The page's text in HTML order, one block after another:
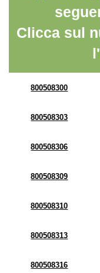
Clicca sul
800508300
800508303
800508306
800508309
800508310
800508313
800508316